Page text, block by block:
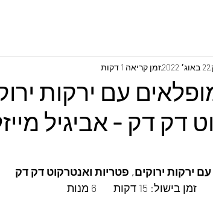
עם ירקות
דק דק - אביגיל
22 באוג׳ 2022 זמן קריאה 1 דקות
עם ירקות ירוקים, פטריות ואנטרקוט דק דק
15 דקות       6 מנות